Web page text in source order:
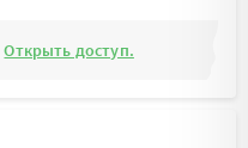
Открыть доступ.